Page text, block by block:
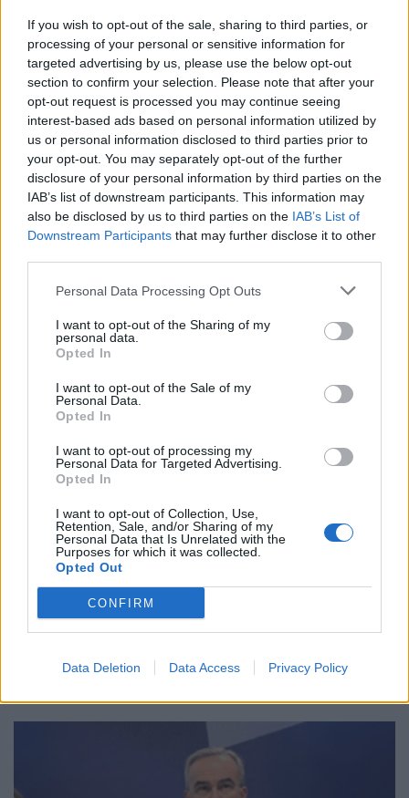
If you wish to opt-out of the sale, sharing to third parties, or
processing of your personal or sensitive information for
targeted advertising by us, please use the below opt-out
section to confirm your selection. Please note that after your
opt-out request is processed you may continue seeing
interest-based ads based on personal information utilized by
us or personal information disclosed to third parties prior to
your opt-out. You may separately opt-out of the further
disclosure of your personal information by third parties on the
IAB’s list of downstream participants. This information may
also be disclosed by us to third parties on the IAB’s List of
Downstream Participants that may further disclose it to other
Personal Data Processing Opt Outs
I want to opt-out of the Sharing of my
personal data.
Opted In
I want to opt-out of the Sale of my
Personal Data.
Opted In
I want to opt-out of processing my
Personal Data for Targeted Advertising.
Opted In
I want to opt-out of Collection, Use,
Retention, Sale, and/or Sharing of my
Personal Data that Is Unrelated with the
Purposes for which it was collected.
Opted Out
CONFIRM
Data Deletion Data Access Privacy Policy
ΠΕΡΙΒΑΛΛΟΝ
Πώς οι μύθοι γύρω από τις πυρκαγιές
07/08/2026 - 08:40
ΕΕ αποδυναμώνουν τη φυσική μας ασπίδα